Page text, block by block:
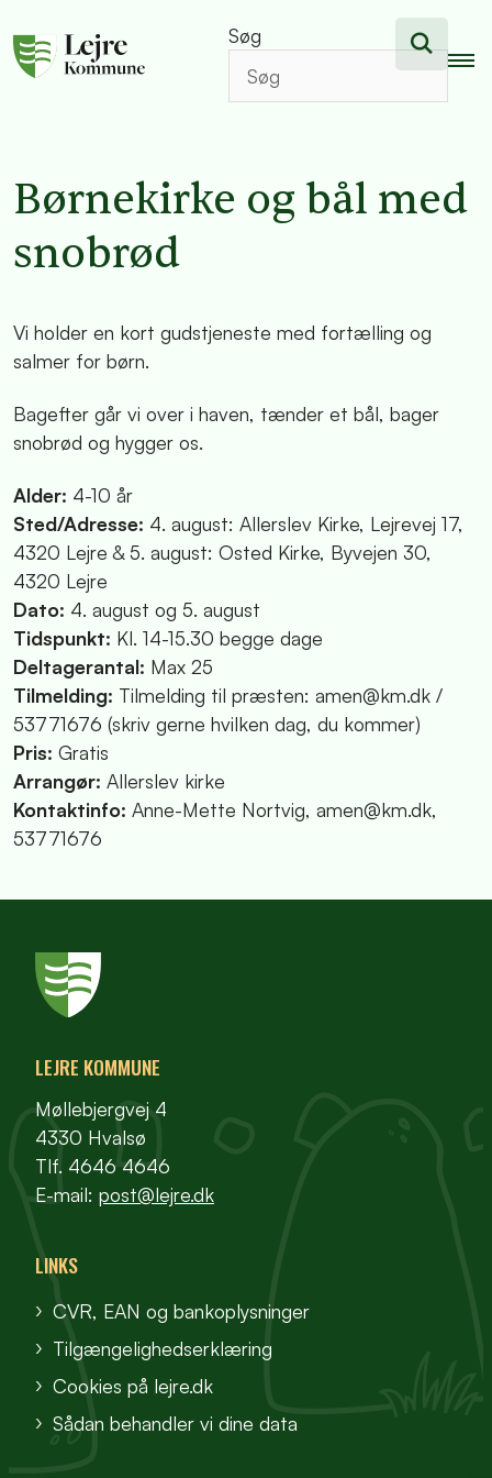
Søg
Børnekirke og bål med
snobrød
Vi holder en kort gudstjeneste med fortælling og
salmer for børn.
Bagefter går vi over i haven, tænder et bål, bager
snobrød og hygger os.
Alder: 4-10 år
Sted/Adresse: 4. august: Allerslev Kirke, Lejrevej 17,
4320 Lejre & 5. august: Osted Kirke, Byvejen 30,
4320 Lejre
Dato: 4. august og 5. august
Tidspunkt: Kl. 14-15.30 begge dage
Deltagerantal: Max 25
Tilmelding: Tilmelding til præsten: amen@km.dk /
53771676 (skriv gerne hvilken dag, du kommer)
Pris: Gratis
Arrangør: Allerslev kirke
Kontaktinfo: Anne-Mette Nortvig, amen@km.dk,
53771676
LEJRE KOMMUNE
Møllebjergvej 4
4330 Hvalsø
Tlf. 4646 4646
E-mail: post@lejre.dk
LINKS
CVR, EAN og bankoplysninger
Tilgængelighedserklæring
Cookies på lejre.dk
Sådan behandler vi dine data